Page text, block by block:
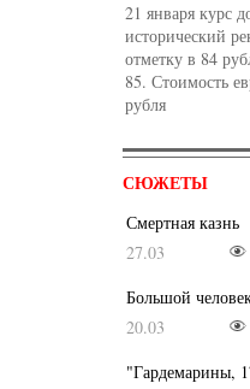
21 января курс
исторический
отметку в 84
85. Стоимость
рубля
СЮЖЕТЫ
Смертная казнь
27.03
Большой
20.03
"Гардемарины,